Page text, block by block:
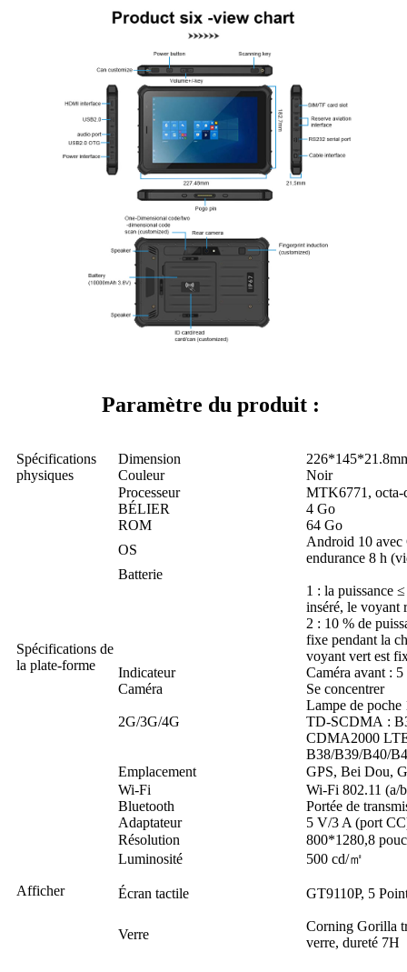
Paramètre du produit :
Spécifications
physiques
Dimension
Couleur
Noir
Spécifications de
la plate-forme
Processeur
MTK6771, octa-
BÉLIER
4 Go
ROM
64 Go
OS
Android 10
endurance 8 h
Batterie
1 : la puissance
inséré, le voyant
2 : 10 % de
fixe pendant la
voyant vert est
Indicateur
Caméra avant :
Caméra
Se concentrer
Lampe de
2G/3G/4G
TD-SCDMA :
CDMA2000
B38/B39/B40/
Emplacement
GPS, Bei Dou,
Wi-Fi
Wi-Fi 802.11 (a/
Bluetooth
Portée de
Adaptateur
5 V/3 A (port
Afficher
Résolution
800*1280,8
Luminosité
500 cd/㎡
Écran tactile GT9110P, 5
Verre
Corning Gorilla
verre, dureté 7H